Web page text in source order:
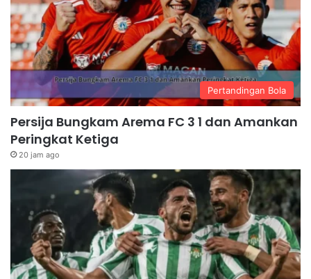
Pertandingan Bola
Persija Bungkam Arema FC 3 1 dan Amankan
Peringkat Ketiga
20 jam ago